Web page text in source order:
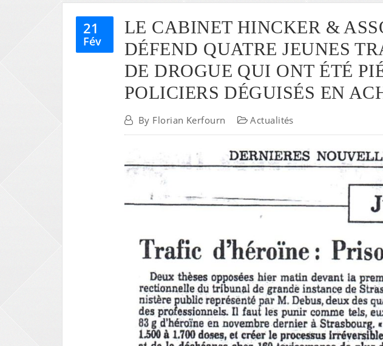
21
Fév
LE CABINET HINCKER &
DÉFEND QUATRE JEUNES
DE DROGUE QUI ONT ÉTÉ
POLICIERS DÉGUISÉS EN
By Florian Kerfourn Actualités